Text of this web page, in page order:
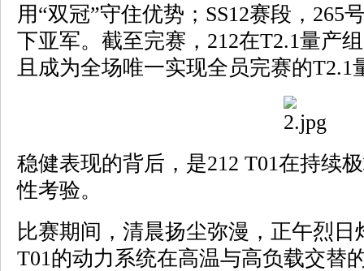
用“双冠”守住优势；SS12赛段，265
下亚军。截至完赛，212在T2.1量产
且成为全场唯一实现全员完赛的T2.1
稳健表现的背后，是212 T01在持续
性考验。
比赛期间，清晨扬尘弥漫，正午烈
T01的动力系统在高温与高负载交替